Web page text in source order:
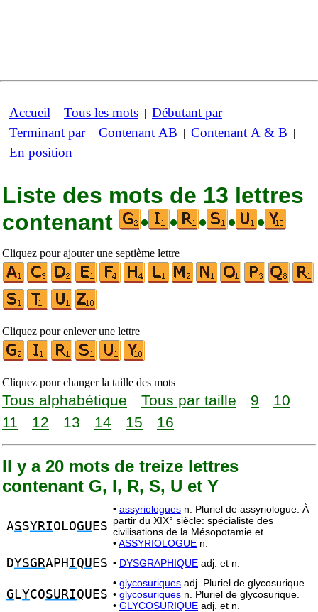
Accueil | Tous les mots | Débutant par|
Terminant par| Contenant AB | Contenant A & B |
En position
Liste des mots de 13 lettres
contenant
• • • • •
Cliquez pour ajouter une septième lettre
Cliquez pour enlever une lettre
Cliquez pour changer la taille des mots
Tous alphabétique Tous par taille 9
10
11
12 13 14 15 16
Il y a 20 mots de treize lettres
contenant G, I, R, S, U et Y
ASSYRIOLOGU ES
• assyriologues n. Pluriel de assyriologue. À
partir du XIX° siècle: spécialiste des
civilisations de la Mésopotamie et…
•ASSYRIOLOGUE n.
DYSGRAPH IQU ES • DYSGRAPHIQUE adj. et n.
G LYCOSURIQUES
• glycosuriques adj. Pluriel de glycosurique.
• glycosuriques n. Pluriel de glycosurique.
• GLYCOSURIQUE adj. et n.